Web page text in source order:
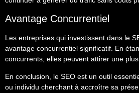
Avantage Concurrentiel
Les entreprises qui investissent dans le
avantage concurrentiel significatif. En
concurrents, elles peuvent attirer une
En conclusion, le SEO est un outil
ou individu cherchant à accroître sa